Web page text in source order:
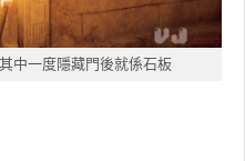
中一度隱藏門後就係石板